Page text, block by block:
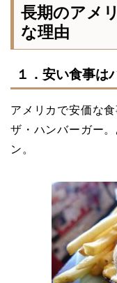
長期のアメ
な理由
１．安い食事は
アメリカで安価な
ザ・ハンバーガー
ン。